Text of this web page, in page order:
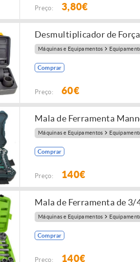
Preço: 3,80€
Desmultiplicador de Força
Máquinas e Equipamentos
Comprar
Preço: 60€
Mala de Ferramenta
Máquinas e Equipamentos
Comprar
Preço: 140€
Mala de Ferramenta de 3/
Máquinas e Equipamentos
Comprar
Preço: 140€